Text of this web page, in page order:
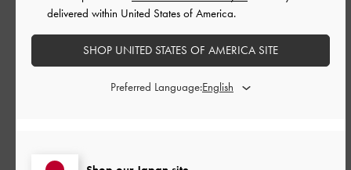
このレビューは役に立ちましたか？
0
delivered within United States of America.
SHOP UNITED STATES OF AMERICA SITE
Preferred Language: